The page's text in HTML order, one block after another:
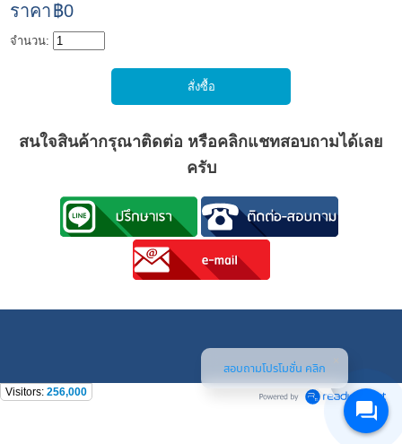
ราคา฿0
จำนวน:
สนใจสินค้ากรุณาติดต่อ หรือคลิกแชทสอบถามได้เลย
ครับ
Visitors: 256,000
สอบถามโปรโมชั่น คลิก